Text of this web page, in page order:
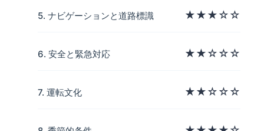
5. ナビゲーションと道路標識 ★★★☆☆
6. 安全と緊急対応 ★★☆☆☆
7. 運転文化 ★★☆☆☆